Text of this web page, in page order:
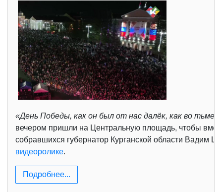
«День Победы, как он был от нас далёк, как во тьме,
вечером пришли на Центральную площадь, чтобы
собравшихся губернатор Курганской области Вадим
видеоролике.
Подробнее...